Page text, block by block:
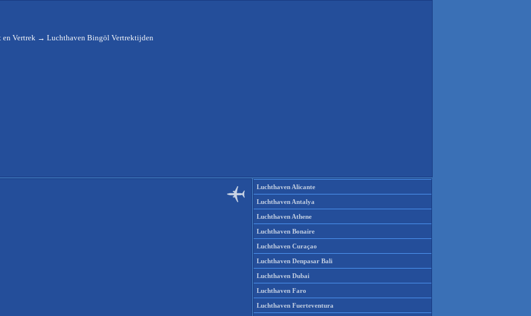
Vertrek → Luchthaven Bingöl Vertrektijden
Luchthaven Alicante
Luchthaven Antalya
Luchthaven Athene
Luchthaven Bonaire
Luchthaven Curaçao
Luchthaven Denpasar Bali
Luchthaven Dubai
Luchthaven Faro
Luchthaven Fuerteventura